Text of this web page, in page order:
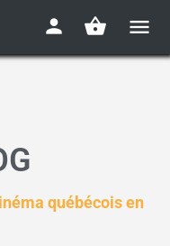
québécois en